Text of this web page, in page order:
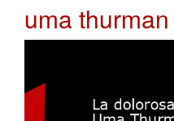
uma thurman